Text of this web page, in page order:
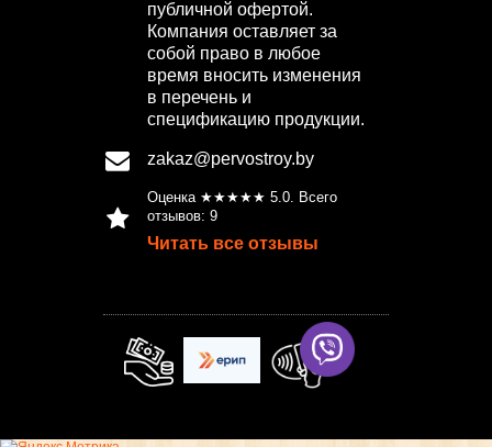
публичной офертой.
Компания оставляет за
собой право в любое
время вносить изменения
в перечень и
спецификацию продукции.
zakaz@pervostroy.by
Оценка ★★★★★ 5.0. Всего
отзывов: 9
Читать все отзывы